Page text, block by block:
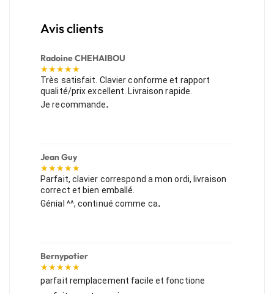
Avis clients
Radoine CHEHAIBOU
★★★★★
Très satisfait. Clavier conforme et rapport
qualité/prix excellent. Livraison rapide.
Je recommande.
Jean Guy
★★★★★
Parfait, clavier correspond a mon ordi, livraison
correct et bien emballé.
Génial ^^, continué comme ca.
Bernypotier
★★★★★
parfait remplacement facile et fonctione